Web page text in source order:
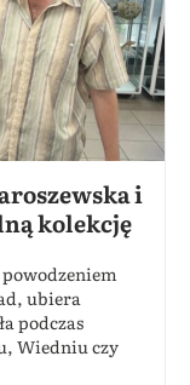
i
kolekcję
ubiera
podczas
Wiedniu czy